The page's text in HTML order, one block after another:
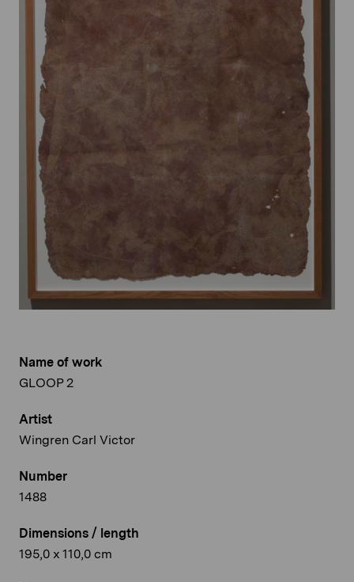
Name of work
GLOOP 2
Artist
Wingren Carl Victor
Number
1488
Dimensions / length
195,0 x 110,0 cm